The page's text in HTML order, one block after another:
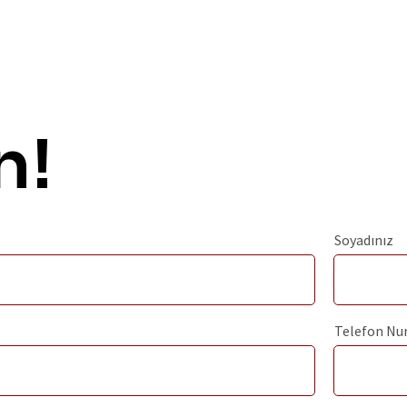
Soyadınız
Telefon